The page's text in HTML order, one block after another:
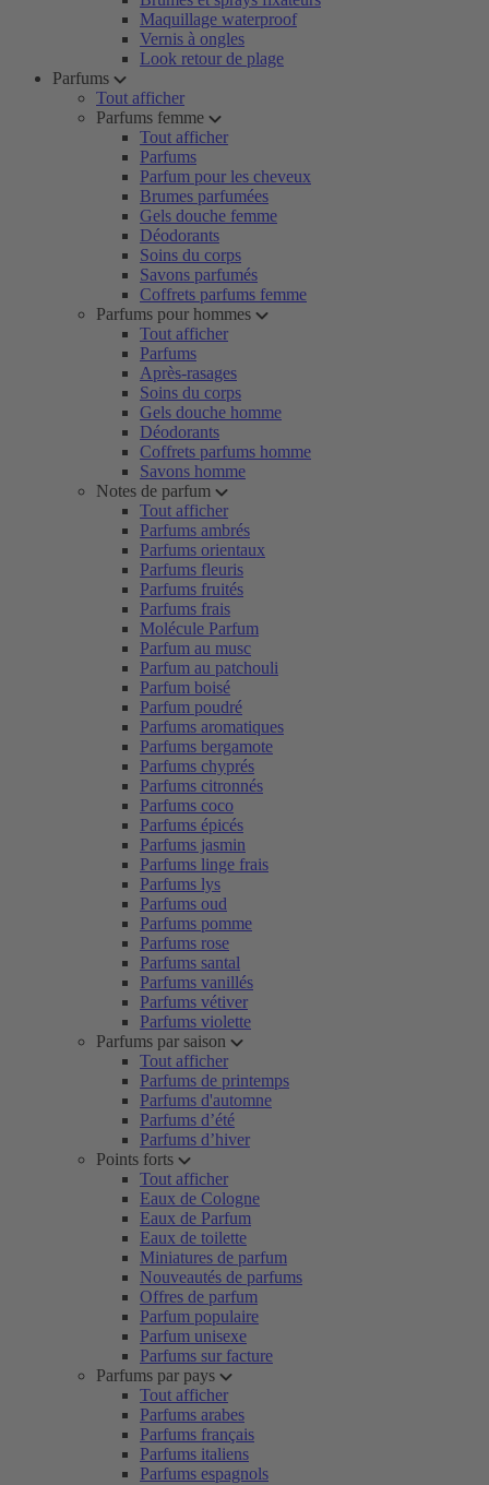
Maquillage waterproof
Vernis à ongles
Look retour de plage
Parfums
Tout afficher
Parfums femme
Tout afficher
Parfums
Parfum pour les cheveux
Brumes parfumées
Gels douche femme
Déodorants
Soins du corps
Savons parfumés
Coffrets parfums femme
Parfums pour hommes
Tout afficher
Parfums
Après-rasages
Soins du corps
Gels douche homme
Déodorants
Coffrets parfums homme
Savons homme
Notes de parfum
Tout afficher
Parfums ambrés
Parfums orientaux
Parfums fleuris
Parfums fruités
Parfums frais
Molécule Parfum
Parfum au musc
Parfum au patchouli
Parfum boisé
Parfum poudré
Parfums aromatiques
Parfums bergamote
Parfums chyprés
Parfums citronnés
Parfums coco
Parfums épicés
Parfums jasmin
Parfums linge frais
Parfums lys
Parfums oud
Parfums pomme
Parfums rose
Parfums santal
Parfums vanillés
Parfums vétiver
Parfums violette
Parfums par saison
Tout afficher
Parfums de printemps
Parfums d'automne
Parfums d’été
Parfums d’hiver
Points forts
Tout afficher
Eaux de Cologne
Eaux de Parfum
Eaux de toilette
Miniatures de parfum
Nouveautés de parfums
Offres de parfum
Parfum populaire
Parfum unisexe
Parfums sur facture
Parfums par pays
Tout afficher
Parfums arabes
Parfums français
Parfums italiens
Parfums espagnols